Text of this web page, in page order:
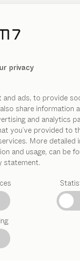
privacy
ads, to provide
share information
and analytics
you’ve provided to
More detailed
and usage, can be
statement.